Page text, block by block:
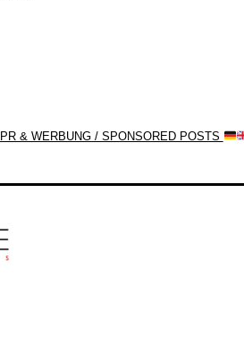
PR & WERBUNG / SPONSORED POSTS